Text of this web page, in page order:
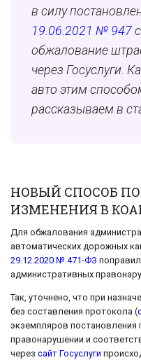
в силу
19.06.2021 № 947
обжалование
через Госуслуги.
авто этим
рассказываем в
НОВЫЙ СПОСОБ
ИЗМЕНЕНИЯ В
Для обжалования
автоматических дорожных
29.12.2020 № 471-ФЗ
административных
Так, уточнено, что при
без составления протокола (
экземпляров постановления
правонарушении и
через сайт Госуслуги